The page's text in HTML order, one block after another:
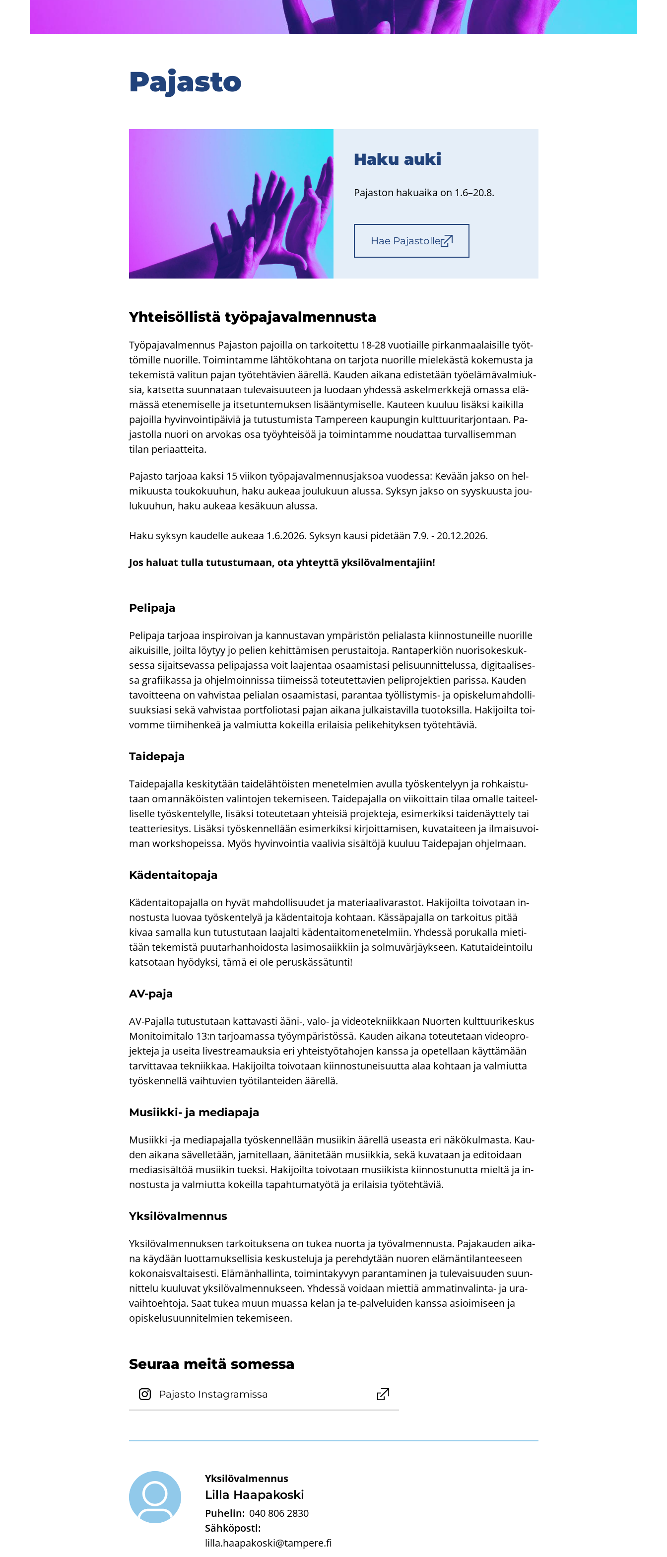
Pa­jas­to
Haku auki
Pa­jas­ton ha­kuai­ka on 1.6–20.8.
Hae Pa­jas­tol­le
Yh­tei­söl­lis­tä työ­pa­ja­val­men­nus­ta
Työ­pa­ja­val­men­nus Pa­jas­ton pa­joil­la on tar­koi­tet­tu 18-28 vuo­tiail­le pir­kan­maa­lai­sil­le työt­
tö­mil­le nuo­ril­le. Toi­min­tam­me läh­tö­koh­ta­na on tar­jo­ta nuo­ril­le mie­le­käs­tä ko­ke­mus­ta ja
te­ke­mis­tä va­li­tun pajan työ­teh­tä­vien ää­rel­lä. Kau­den ai­ka­na edis­te­tään työ­elä­mä­val­miuk­
sia, kat­set­ta suun­na­taan tu­le­vai­suu­teen ja luo­daan yh­des­sä as­kel­merk­ke­jä omas­sa elä­
mäs­sä ete­ne­mi­sel­le ja it­se­tun­te­muk­sen li­sään­ty­mi­sel­le. Kau­teen kuu­luu li­säk­si kai­kil­la
pa­joil­la hy­vin­voin­ti­päi­viä ja tu­tus­tu­mis­ta Tam­pe­reen kau­pun­gin kult­tuu­ri­tar­jon­taan. Pa­
jas­tol­la nuori on ar­vo­kas osa työyh­tei­söä ja toi­min­tam­me nou­dat­taa tur­val­li­sem­man
tilan pe­ri­aat­tei­ta.
Pa­jas­to tar­jo­aa kaksi 15 vii­kon työ­pa­ja­val­men­nus­jak­soa vuo­des­sa: Ke­vään jakso on hel­
mi­kuus­ta tou­ko­kuu­hun, haku au­ke­aa jou­lu­kuun alus­sa. Syk­syn jakso on syys­kuus­ta jou­
lu­kuu­hun, haku au­ke­aa ke­sä­kuun alus­sa.
Haku syk­syn kau­del­le au­ke­aa 1.6.2026. Syk­syn kausi pi­de­tään 7.9. - 20.12.2026.
Jos ha­luat tulla tu­tus­tu­maan, ota yh­teyt­tä yk­si­lö­val­men­ta­jiin!
Pe­li­pa­ja
Pe­li­pa­ja tar­jo­aa ins­pi­roi­van ja kan­nus­ta­van ym­pä­ris­tön pe­lia­las­ta kiin­nos­tu­neil­le nuo­ril­le
ai­kui­sil­le, joil­ta löy­tyy jo pe­lien ke­hit­tä­mi­sen pe­rus­tai­to­ja. Ran­ta­per­kiön nuo­ri­so­kes­kuk­
ses­sa si­jait­se­vas­sa pe­li­pa­jas­sa voit laa­jen­taa osaa­mis­ta­si pe­li­suun­nit­te­lus­sa, di­gi­taa­li­ses­
sa gra­fii­kas­sa ja oh­jel­moin­nis­sa tii­meis­sä to­teu­tet­ta­vien pe­li­pro­jek­tien pa­ris­sa. Kau­den
ta­voit­tee­na on vah­vis­taa pe­lia­lan osaa­mis­ta­si, pa­ran­taa työllistymis-​ ja opis­ke­lu­mah­dol­li­
suuk­sia­si sekä vah­vis­taa port­fo­lio­ta­si pajan ai­ka­na jul­kais­ta­vil­la tuo­tok­sil­la. Ha­ki­joil­ta toi­
vom­me tii­mi­hen­keä ja val­miut­ta ko­keil­la eri­lai­sia pe­li­ke­hi­tyk­sen työ­teh­tä­viä.
Tai­de­pa­ja
Tai­de­pa­jal­la kes­ki­ty­tään tai­de­läh­töis­ten me­ne­tel­mien avul­la työs­ken­te­lyyn ja roh­kais­tu­
taan oman­nä­köis­ten va­lin­to­jen te­ke­mi­seen. Tai­de­pa­jal­la on vii­koit­tain tilaa omal­le tai­teel­
li­sel­le työs­ken­te­lyl­le, li­säk­si to­teu­te­taan yh­tei­siä pro­jek­te­ja, esi­mer­kik­si tai­de­näyt­te­ly tai
teat­te­rie­si­tys. Li­säk­si työs­ken­nel­lään esi­mer­kik­si kir­joit­ta­mi­sen, ku­va­tai­teen ja il­mai­su­voi­
man workshopeissa. Myös hy­vin­voin­tia vaa­li­via si­säl­tö­jä kuu­luu Tai­de­pa­jan oh­jel­maan.
Kä­den­tai­to­pa­ja
Kä­den­tai­to­pa­jal­la on hyvät mah­dol­li­suu­det ja ma­te­ri­aa­li­va­ras­tot. Ha­ki­joil­ta toi­vo­taan in­
nos­tus­ta luo­vaa työs­ken­te­lyä ja kä­den­tai­to­ja koh­taan. Käs­sä­pa­jal­la on tar­koi­tus pitää
kivaa sa­mal­la kun tu­tus­tu­taan laa­jal­ti kä­den­tai­to­me­ne­tel­miin. Yh­des­sä po­ru­kal­la mie­ti­
tään te­ke­mis­tä puu­tar­han­hoi­dos­ta la­si­mo­saiik­kiin ja sol­mu­vär­jäyk­seen. Ka­tu­tai­dein­toi­lu
kat­so­taan hyö­dyk­si, tämä ei ole pe­rus­käs­sä­tun­ti!
AV-​paja
AV-​Pajalla tu­tus­tu­taan kat­ta­vas­ti ääni-, valo- ja vi­deo­tek­niik­kaan Nuor­ten kult­tuu­ri­kes­kus
Mo­ni­toi­mi­ta­lo 13:n tar­joa­mas­sa työym­pä­ris­tös­sä. Kau­den ai­ka­na to­teu­te­taan vi­deo­pro­
jek­te­ja ja usei­ta li­ve­strea­mauk­sia eri yh­teis­työ­ta­ho­jen kans­sa ja ope­tel­laan käyt­tä­mään
tar­vit­ta­vaa tek­niik­kaa. Ha­ki­joil­ta toi­vo­taan kiin­nos­tu­nei­suut­ta alaa koh­taan ja val­miut­ta
työs­ken­nel­lä vaih­tu­vien työ­ti­lan­tei­den ää­rel­lä.
Musiikki-​ ja me­dia­pa­ja
Musiik­ki -ja me­dia­pa­jal­la työs­ken­nel­lään musii­kin ää­rel­lä useas­ta eri nä­kö­kul­mas­ta. Kau­
den ai­ka­na sä­vel­le­tään, ja­mi­tel­laan, ää­ni­te­tään musiik­kia, sekä ku­va­taan ja edi­toi­daan
me­dia­si­säl­töä musii­kin tuek­si. Ha­ki­joil­ta toi­vo­taan musii­kis­ta kiin­nos­tu­nut­ta miel­tä ja in­
nos­tus­ta ja val­miut­ta ko­keil­la ta­pah­tu­ma­työ­tä ja eri­lai­sia työ­teh­tä­viä.
Yk­si­lö­val­men­nus
Yk­si­lö­val­men­nuk­sen tar­koi­tuk­se­na on tukea nuor­ta ja työ­val­men­nus­ta. Pa­ja­kau­den ai­ka­
na käy­dään luot­ta­muk­sel­li­sia kes­kus­te­lu­ja ja pe­reh­dy­tään nuo­ren elä­män­ti­lan­tee­seen
ko­ko­nais­val­tai­ses­ti. Elä­män­hal­lin­ta, toi­min­ta­ky­vyn pa­ran­ta­mi­nen ja tu­le­vai­suu­den suun­
nit­te­lu kuu­lu­vat yk­si­lö­val­men­nuk­seen. Yh­des­sä voi­daan miet­tiä ammatinvalinta-​ ja ura­
vaih­toeh­to­ja. Saat tukea muun muas­sa kelan ja te-​palveluiden kans­sa asioi­mi­seen ja
opis­ke­lusuun­ni­tel­mien te­ke­mi­seen.
Seu­raa meitä so­mes­sa
Pa­jas­to Ins­ta­gra­mis­sa
Lilla Haa­pa­kos­ki
Yksilövalmennus
Puhelin: 040 806 2830
Sähköposti:
lilla.haapakoski@tampere.fi